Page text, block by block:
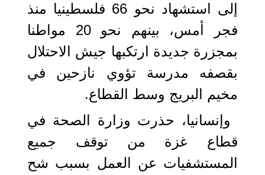
إلى استشهاد نحو 66 فلسطينيا منذ
فجر أمس، بينهم نحو 20 مواطنا
بمجزرة جديدة ارتكبها جيش الاحتلال
بقصفه مدرسة تؤوي نازحين في
مخيم البريج وسط القطاع.
وإنسانيا، حذرت وزارة الصحة في
قطاع غزة من توقف جميع
المستشفيات عن العمل بسبب شح